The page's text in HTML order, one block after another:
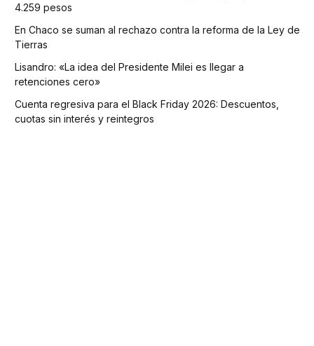
4.259 pesos
En Chaco se suman al rechazo contra la reforma de la Ley de
Tierras
Lisandro: «La idea del Presidente Milei es llegar a
retenciones cero»
Cuenta regresiva para el Black Friday 2026: Descuentos,
cuotas sin interés y reintegros